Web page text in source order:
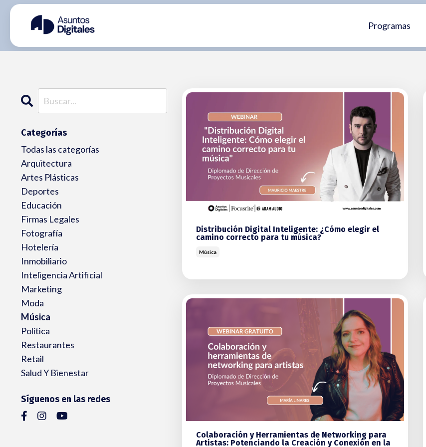
Programas
Distribución Digital Inteligente: ¿Cómo elegir el
camino correcto para tu música?
Música
Colaboración y Herramientas de Networking para
Artistas: Potenciando la Creación y Conexión en la
Categorías
Todas las categorías
Arquitectura
Artes Plásticas
Deportes
Educación
Firmas Legales
Fotografía
Hotelería
Inmobiliario
Inteligencia Artificial
Marketing
Moda
Música
Política
Restaurantes
Retail
Salud Y Bienestar
Síguenos en las redes